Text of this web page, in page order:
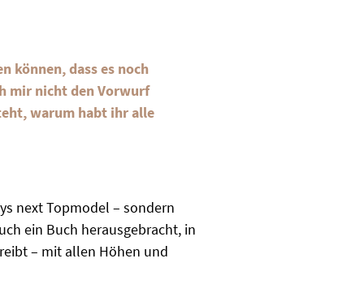
können, dass es noch
mir nicht den Vorwurf
warum habt ihr alle
next Topmodel – sondern
ein Buch herausgebracht, in
– mit allen Höhen und